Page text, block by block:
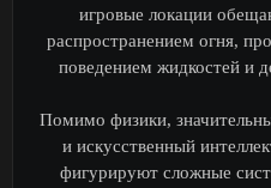
игровые локации
распространением огня,
поведением жидкостей и
Помимо физики,
и искусственный
фигурируют сложные